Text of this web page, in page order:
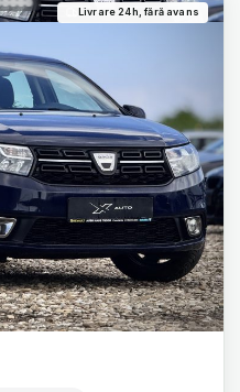
Livrare 24h, fără avans